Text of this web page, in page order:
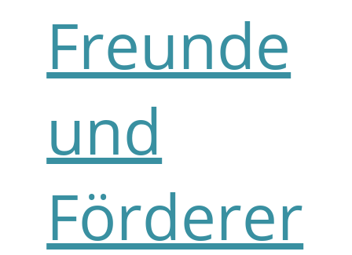
Freunde
und
Förderer